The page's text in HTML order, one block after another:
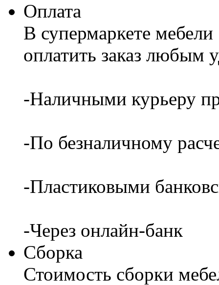
Оплата
В супермаркете
оплатить заказ любым
-Наличными курьеру
-По безналичному
-Пластиковыми
-Через онлайн-банк
Сборка
Стоимость сборки